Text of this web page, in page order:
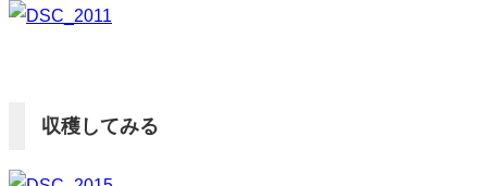
収穫してみる